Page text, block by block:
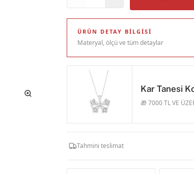
ÜRÜN DETAY BILGISI
Materyal, ölçü ve tüm detaylar
Kar Tanesi
🎁 7000 TL VE
Tahmini teslimat